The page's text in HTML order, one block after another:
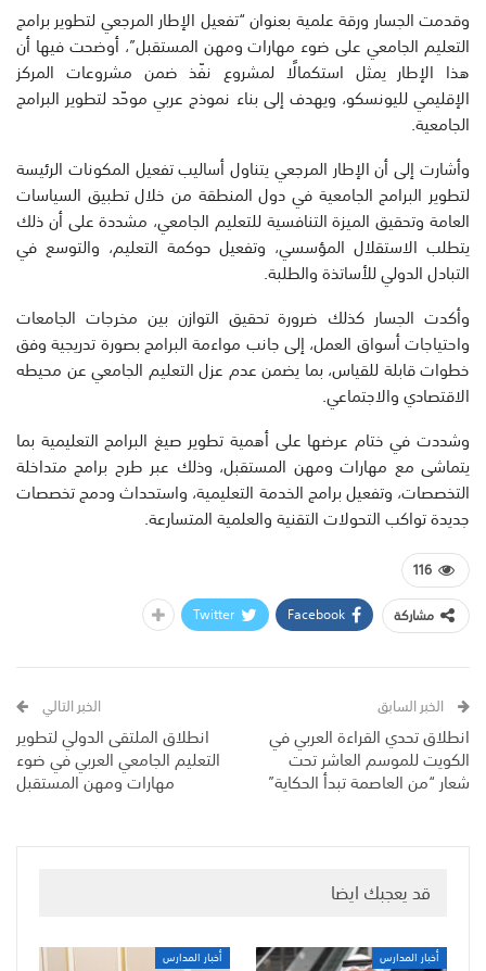
وقدمت الجسار ورقة علمية بعنوان “تفعيل الإطار المرجعي لتطوير برامج
التعليم الجامعي على ضوء مهارات ومهن المستقبل”، أوضحت فيها أن
هذا الإطار يمثل استكمالًا لمشروع نفّذ ضمن مشروعات المركز
الإقليمي لليونسكو، ويهدف إلى بناء نموذج عربي موحّد لتطوير البرامج
الجامعية.
وأشارت إلى أن الإطار المرجعي يتناول أساليب تفعيل المكونات الرئيسة
لتطوير البرامج الجامعية في دول المنطقة من خلال تطبيق السياسات
العامة وتحقيق الميزة التنافسية للتعليم الجامعي، مشددة على أن ذلك
يتطلب الاستقلال المؤسسي، وتفعيل حوكمة التعليم، والتوسع في
التبادل الدولي للأساتذة والطلبة.
وأكدت الجسار كذلك ضرورة تحقيق التوازن بين مخرجات الجامعات
واحتياجات أسواق العمل، إلى جانب مواءمة البرامج بصورة تدريجية وفق
خطوات قابلة للقياس، بما يضمن عدم عزل التعليم الجامعي عن محيطه
الاقتصادي والاجتماعي.
وشددت في ختام عرضها على أهمية تطوير صيغ البرامج التعليمية بما
يتماشى مع مهارات ومهن المستقبل، وذلك عبر طرح برامج متداخلة
التخصصات، وتفعيل برامج الخدمة التعليمية، واستحداث ودمج تخصصات
جديدة تواكب التحولات التقنية والعلمية المتسارعة.
116
مشاركة
Facebook
Twitter
الخبر السابق
انطلاق تحدي القراءة العربي في
الكويت للموسم العاشر تحت
شعار “من العاصمة تبدأ الحكاية”
الخبر التالي
انطلاق الملتقى الدولي لتطوير
التعليم الجامعي العربي في ضوء
مهارات ومهن المستقبل
قد يعجبك ايضا
أخبار المدارس أخبار المدارس